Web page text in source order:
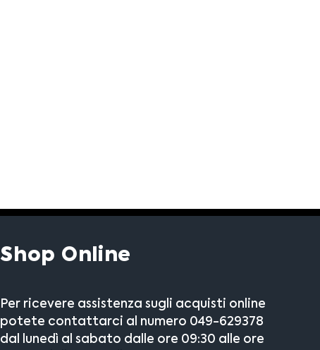
Shop Online
Per ricevere assistenza sugli acquisti online
potete contattarci al numero 049-629378
dal lunedì al sabato dalle ore 09:30 alle ore